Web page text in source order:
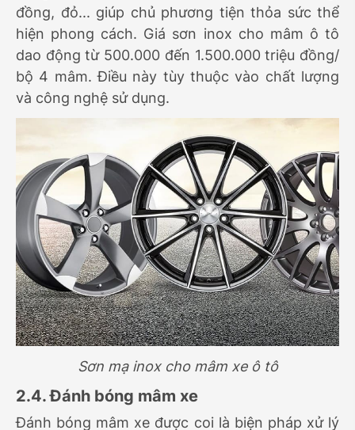
đồng, đỏ... giúp chủ phương tiện thỏa sức thể
hiện phong cách. Giá sơn inox cho mâm ô tô
dao động từ 500.000 đến 1.500.000 triệu đồng/
bộ 4 mâm. Điều này tùy thuộc vào chất lượng
và công nghệ sử dụng.
Sơn mạ inox cho mâm xe ô tô
2.4. Đánh bóng mâm xe
Đánh bóng mâm xe được coi là biện pháp xử lý